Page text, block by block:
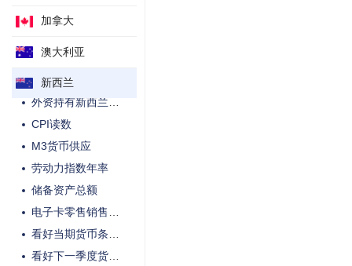
加拿大
澳大利亚
新西兰
GDP年化季率-生产法未季调
NZIER信心指数
NZIER-QSBO产能利用率
外资持有新西兰公债比例
CPI读数
M3货币供应
劳动力指数年率
储备资产总额
电子卡零售销售年率
看好当期货币条件净比例
看好下一季度货币条件的净比例